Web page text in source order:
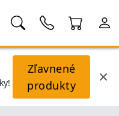
Zľavnené
produkty